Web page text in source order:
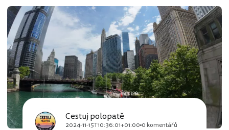
Cestuj polopatě
2024-11-15T10:36:01+01:00 0 komentářů